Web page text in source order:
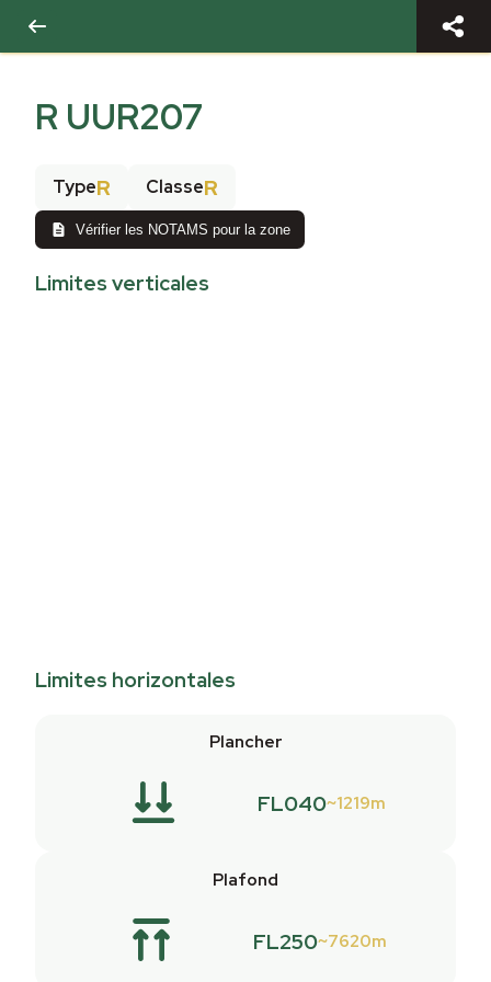
R UUR207
TypeR ClasseR
Vérifier les NOTAMS pour la zone
Limites verticales
Limites horizontales
Plancher
FL040 1219m
Plafond
FL250 7620m